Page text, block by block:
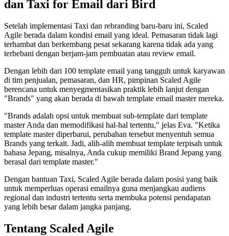
dan Taxi for Email dari Bird
Setelah implementasi Taxi dan rebranding baru-baru ini, Scaled
Agile berada dalam kondisi email yang ideal. Pemasaran tidak lagi
terhambat dan berkembang pesat sekarang karena tidak ada yang
terbebani dengan berjam-jam pembuatan atau review email.
Dengan lebih dari 100 template email yang tangguh untuk karyawan
di tim penjualan, pemasaran, dan HR, pimpinan Scaled Agile
berencana untuk menyegmentasikan praktik lebih lanjut dengan
"Brands" yang akan berada di bawah template email master mereka.
"Brands adalah opsi untuk membuat sub-template dari template
master Anda dan memodifikasi hal-hal tertentu," jelas Eva. "Ketika
template master diperbarui, perubahan tersebut menyentuh semua
Brands yang terkait. Jadi, alih-alih membuat template terpisah untuk
bahasa Jepang, misalnya, Anda cukup memiliki Brand Jepang yang
berasal dari template master."
Dengan bantuan Taxi, Scaled Agile berada dalam posisi yang baik
untuk memperluas operasi emailnya guna menjangkau audiens
regional dan industri tertentu serta membuka potensi pendapatan
yang lebih besar dalam jangka panjang.
Tentang Scaled Agile